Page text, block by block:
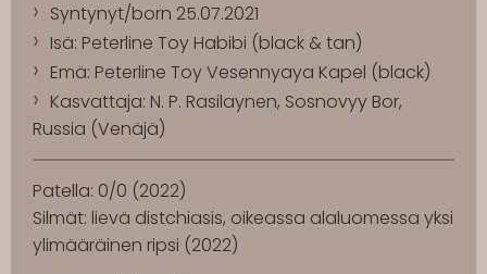
Syntynyt/born 25.07.2021
Isä: Peterline Toy Habibi (black & tan)
Emä: Peterline Toy Vesennyaya Kapel (black)
Kasvattaja: N. P. Rasilaynen, Sosnovyy Bor,
Russia (Venäjä)
Patella: 0/0 (2022)
Silmät: lievä distchiasis, oikeassa alaluomessa yksi
ylimääräinen ripsi (2022)